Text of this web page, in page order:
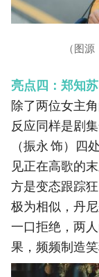
（图
亮点四：郑知
除了两位女主
反应同样是剧
（振永 饰）四
见正在高歌的
方是变态跟踪
极为相似，丹
一口拒绝，两
果，频频制造